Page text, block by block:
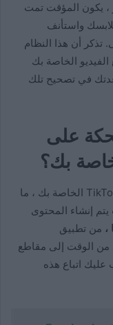
، يكون المؤقت تمت
واستأنف
تذكر أن هذا النظام
الخاصة بك
في تصحيح تلك
على
لتطبيق تأثيرات مضحكة على مقاطع فيديو TikTok الخاصة بك ، ما
إنشاء المحتوى
، من تطبيق
من الوقت إلى مقاطع
عليك اتباع هذه